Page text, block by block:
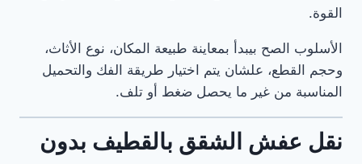
القوة.
الأسلوب الصح بيبدأ بمعاينة طبيعة المكان، نوع الأثاث،
وحجم القطع، علشان يتم اختيار طريقة الفك والتحميل
المناسبة من غير ما يحصل ضغط أو تلف.
نقل عفش الشقق بالقطيف بدون